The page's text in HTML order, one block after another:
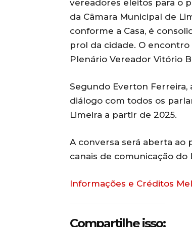
vereadores eleitos para o
da Câmara Municipal de
conforme a Casa, é
prol da cidade. O encontro
Plenário Vereador Vitório
Segundo Everton Ferreira,
diálogo com todos os
Limeira a partir de 2025.
A conversa será aberta ao
canais de comunicação do
Informações e Créditos
Compartilhe isso: